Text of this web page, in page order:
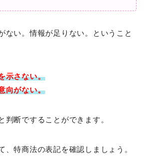
ない。情報が足りない。ということ
示さない。
向がない。
判断ですることができます。
、特商法の表記を確認しましょう。